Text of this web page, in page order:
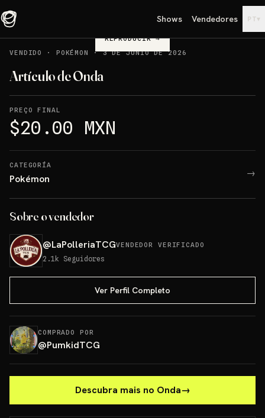
Shows Vendedores PT▾
REPRODUCIR→
VENDIDO
· POKÉMON ·3 DE JUNIO DE 2026
Artículo de Onda
PREÇO FINAL
$20.00 MXN
CATEGORÍA
Pokémon →
Sobre o vendedor
@LaPolleriaTCGVENDEDOR VERIFICADO
2.1k Seguidores
Ver Perfil Completo
COMPRADO POR
@PumkidTCG
Descubra mais no Onda→